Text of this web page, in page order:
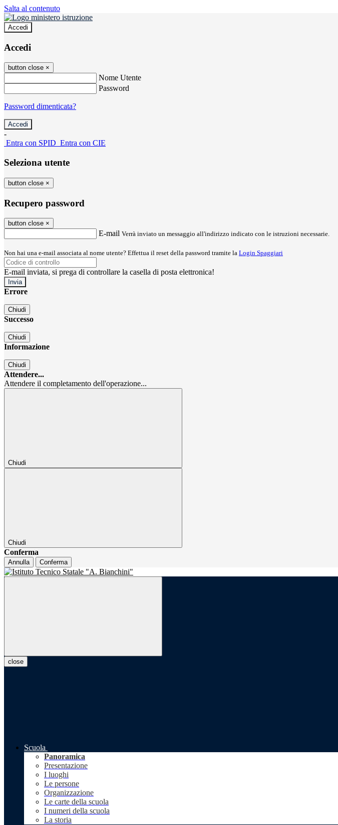
Salta al contenuto
Accedi
Accedi
button close ×
Nome Utente
Password
Password dimenticata?
-
Entra con SPID Entra con CIE
Seleziona utente
button close ×
Recupero password
button close ×
E-mail Verrà inviato un messaggio all'indirizzo indicato con le istruzioni necessarie.
Non hai una e-mail associata al nome utente? Effettua il reset della password tramite la Login Spaggiari
E-mail inviata, si prega di controllare la casella di posta elettronica!
Errore
Chiudi
Successo
Chiudi
Informazione
Chiudi
Attendere...
Attendere il completamento dell'operazione...
Chiudi
Chiudi
Conferma
Annulla Conferma
close
Scuola
Panoramica
Presentazione
I luoghi
Le persone
Organizzazione
Le carte della scuola
I numeri della scuola
La storia